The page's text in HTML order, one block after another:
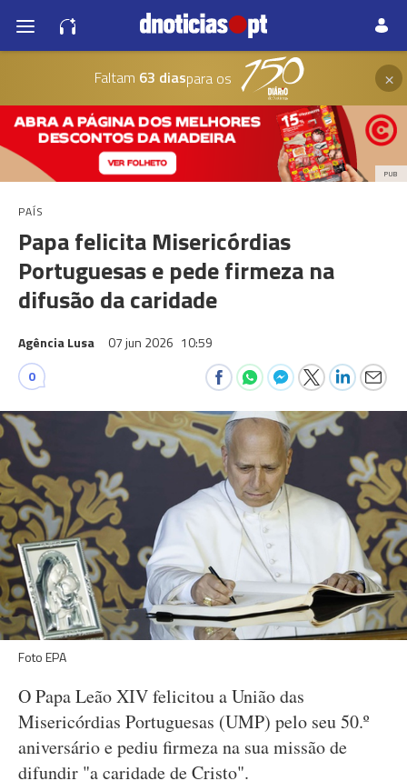
Faltam 63 diaspara os ×
PUB
PAÍS
Papa felicita Misericórdias
Portuguesas e pede firmeza na
difusão da caridade
Agência Lusa 07 jun 2026 10:59
0
Foto EPA
O Papa Leão XIV felicitou a União das
Misericórdias Portuguesas (UMP) pelo seu 50.º
aniversário e pediu firmeza na sua missão de
difundir "a caridade de Cristo".